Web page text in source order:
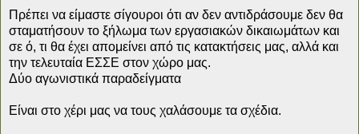
Πρέπει να είμαστε σίγουροι ότι αν δεν αντιδράσουμε δεν θα
σταματήσουν το ξήλωμα των εργασιακών δικαιωμάτων και
σε ό, τι θα έχει απομείνει από τις κατακτήσεις μας, αλλά και
την τελευταία ΕΣΣΕ στον χώρο μας.
Δύο αγωνιστικά παραδείγματα
Είναι στο χέρι μας να τους χαλάσουμε τα σχέδια.